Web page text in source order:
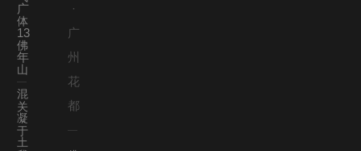
广
13
年
关
于
·
广
州
花
都
体
佛
山
混
凝
土